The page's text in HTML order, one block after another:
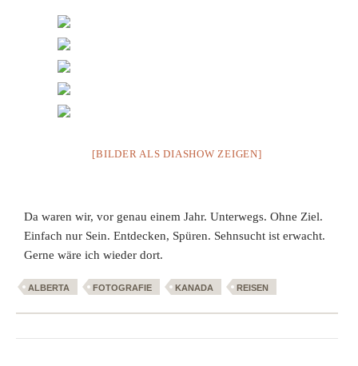
[BILDER ALS DIASHOW ZEIGEN]
Da waren wir, vor genau einem Jahr. Unterwegs. Ohne Ziel.
Einfach nur Sein. Entdecken, Spüren. Sehnsucht ist erwacht.
Gerne wäre ich wieder dort.
ALBERTA FOTOGRAFIE KANADA REISEN